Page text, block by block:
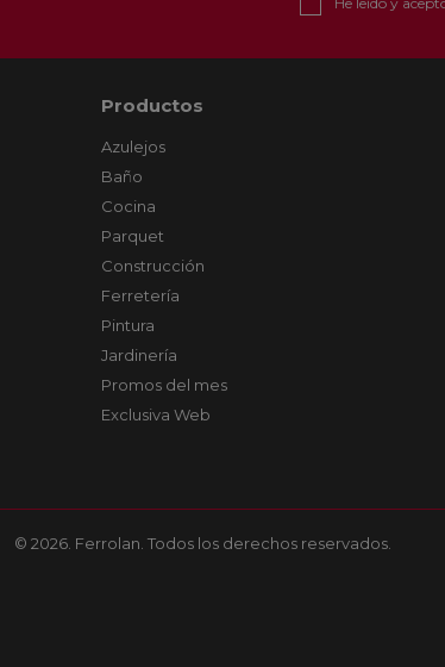
Productos
Azulejos
Baño
Cocina
Parquet
Construcción
Ferretería
Pintura
Jardinería
Promos del mes
Exclusiva Web
© 2026. Ferrolan. Todos los derechos reservados.